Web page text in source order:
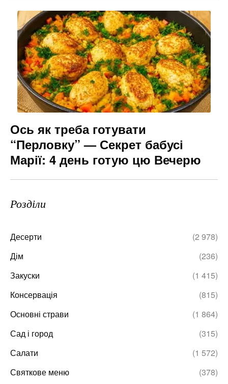
Ось як треба готувати
“Перловку” — Секрет бабусі
Марії: 4 день готую цю Вечерю
Розділи
Десерти
(2 978)
Дім
(236)
Закуски
(1 415)
Консервація
(815)
Основні страви
(1 864)
Сад і город
(315)
Салати
(1 572)
Святкове меню
(378)